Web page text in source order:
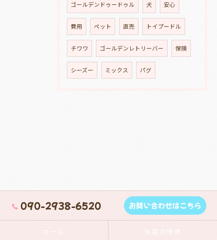
ゴールデンドゥードゥル 犬 安心
費用 ペット 直売 トイプードル
チワワ ゴールデンレトリーバー 保険
シーズー ミックス パグ
090-2938-6520 お問い合わせはこちら
ホーム 当店の特徴